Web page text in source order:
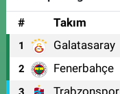
#
Takım
1 Galatasaray
2 Fenerbahçe